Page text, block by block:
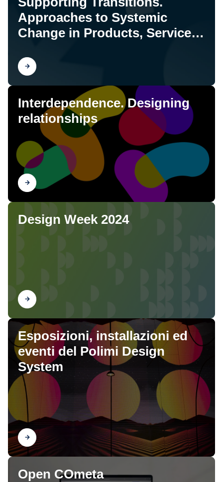
Approaches to Systemic
Change in Products, Services,
Scopri
Interdependence. Designing
relationships
Scopri
Design Week 2024
Scopri
Esposizioni, installazioni ed
eventi del Polimi Design
System
Scopri
Open COmeta